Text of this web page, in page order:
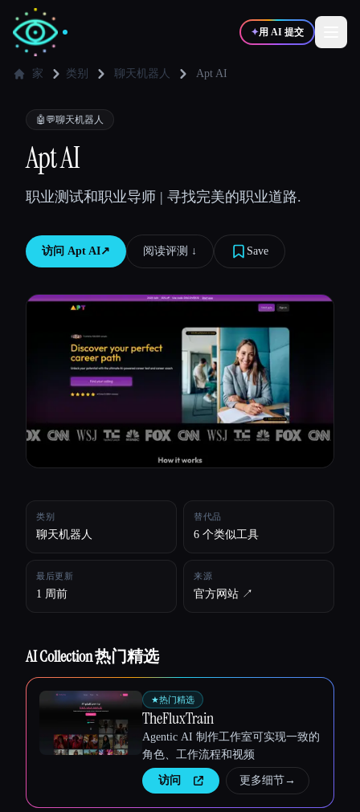
✦用 AI 提交
✍️写作者
💻
比较工具
所有分类
关于
家 类别 聊天机器人 Apt AI
🤖💬聊天机器人
Apt AI
职业测试和职业导师 | 寻找完美的职业道路.
访问 Apt AI↗︎ 阅读评测 ↓︎ Save
类别
聊天机器人
替代品
6 个类似工具
最后更新
1 周前
来源
官方网站 ↗︎
AI Collection 热门精选
★热门精选
TheFluxTrain
Agentic AI 制作工作室可实现一致的
角色、工作流程和视频
访问 更多细节→